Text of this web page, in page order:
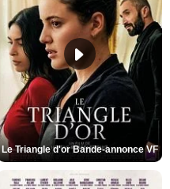
Le Triangle d'or Bande-annonce VF